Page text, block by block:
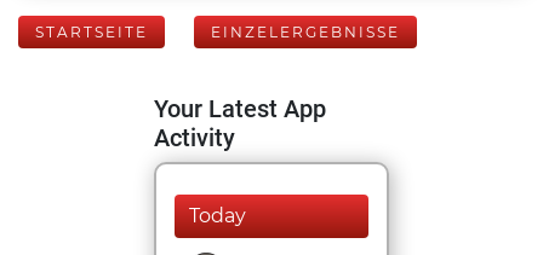
STARTSEITE EINZELERGEBNISSE
Your Latest App
Activity
Today